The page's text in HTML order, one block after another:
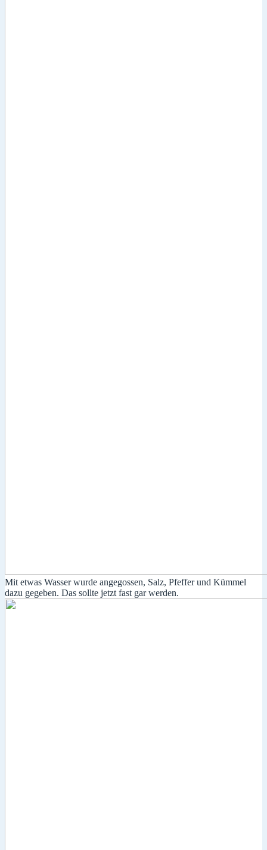
Mit etwas Wasser wurde angegossen, Salz, Pfeffer und Kümmel
dazu gegeben. Das sollte jetzt fast gar werden.